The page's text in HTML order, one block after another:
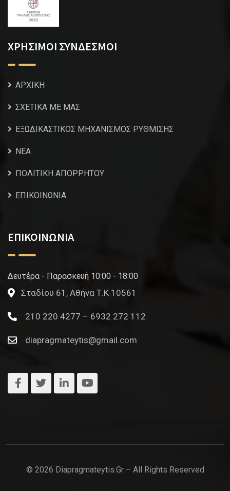
ΧΡΗΣΙΜΟΙ ΣΥΝΔΕΣΜΟΙ
ΑΡΧΙΚΗ
ΣΧΕΤΙΚΑ ΜΕ ΜΑΣ
ΕΞΩΔΙΚΑΣΤΙΚΟΣ ΜΗΧΑΝΙΣΜΟΣ ΡΥΘΜΙΣΗΣ
NEA
ΠΟΛΙΤΙΚΗ ΑΠΟΡΡΗΤΟΥ
ΕΠΙΚΟΙΝΩΝΙΑ
ΕΠΙΚΟΙΝΩΝΙΑ
Δευτέρα - Παρασκευή 10:00 - 18:00
Σταδίου 61, Αθήνα Τ.Κ 10561
210 220 4277 – 6932 272 112
diapragmateytis@gmail.com
© 2026 Diapragmateytis.gr – All Rights Reserved